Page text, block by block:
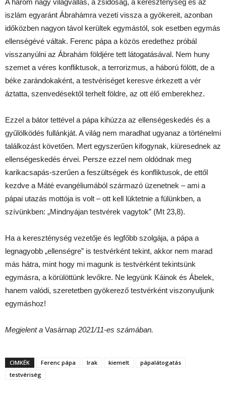
A három nagy világvallás, a zsidóság, a kereszténység és az
iszlám egyaránt Ábrahámra vezeti vissza a gyökereit, azonban
időközben nagyon távol kerültek egymástól, sok esetben egymás
ellenségévé váltak. Ferenc pápa a közös eredethez próbál
visszanyúlni az Ábrahám földjére tett látogatásával. Nem huny
szemet a véres konfliktusok, a terrorizmus, a háború fölött, de a
béke zarándokaként, a testvériséget keresve érkezett a vér
áztatta, szenvedésektől terhelt földre, az ott élő emberekhez.
Ezzel a bátor tettével a pápa kihúzza az ellenségeskedés és a
gyűlölködés fullánkját. A világ nem maradhat ugyanaz a történelmi
találkozást követően. Mert egyszerűen kifogynak, kiüresednek az
ellenségeskedés érvei. Persze ezzel nem oldódnak meg
karikacsapás-szerűen a feszültségek és konfliktusok, de ettől
kezdve a Máté evangéliumából származó üzenetnek – ami a
pápai utazás mottója is volt – ott kell lüktetnie a fülünkben, a
szívünkben: „Mindnyájan testvérek vagytok” (Mt 23,8).
Ha a kereszténység vezetője és legfőbb szolgája, a pápa a
legnagyobb „ellenségre” is testvérként tekint, akkor nem marad
más hátra, mint hogy mi magunk is testvérként tekintsünk
egymásra, a körülöttünk levőkre. Ne legyünk Káinok és Ábelek,
hanem valódi, szeretetben gyökerező testvérként viszonyuljunk
egymáshoz!
Megjelent a Vasárnap 2021/11-es számában.
CIMKÉK Ferenc pápa Irak kiemelt
pápalátogatás
testvériség